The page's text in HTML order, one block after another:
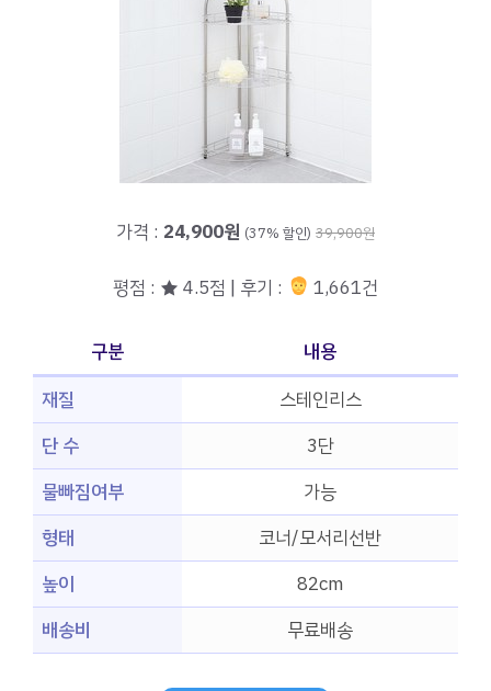
가격 : 24,900원 (37% 할인) 39,900원
평점 : ★ 4.5점 | 후기 : 1,661건
구분
내용
재질
스테인리스
단 수
3단
물빠짐여부
가능
형태
코너/모서리선반
높이
82cm
배송비
무료배송